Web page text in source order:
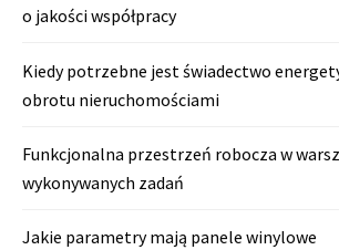
o jakości współpracy
Kiedy potrzebne jest świadectwo
obrotu nieruchomościami
Funkcjonalna przestrzeń robocza w
wykonywanych zadań
Jakie parametry mają panele winylowe